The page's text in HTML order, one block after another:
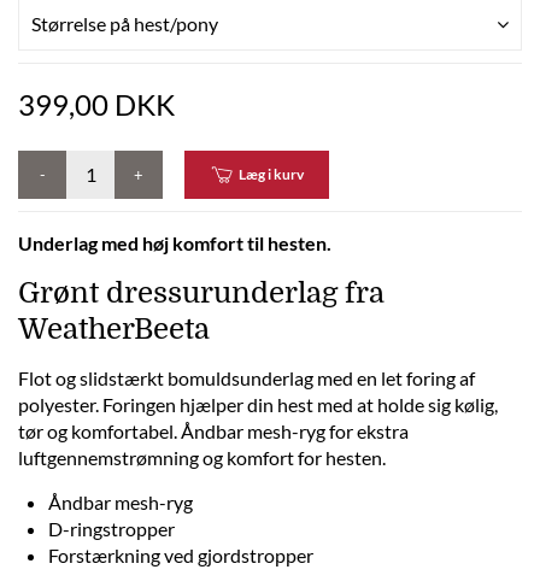
Størrelse på hest/pony
399,00 DKK
- + Læg i kurv
Underlag med høj komfort til hesten.
Grønt dressurunderlag fra
WeatherBeeta
Flot og slidstærkt bomuldsunderlag med en let foring af
polyester. Foringen hjælper din hest med at holde sig kølig,
tør og komfortabel. Åndbar mesh-ryg for ekstra
luftgennemstrømning og komfort for hesten.
Åndbar mesh-ryg
D-ringstropper
Forstærkning ved gjordstropper